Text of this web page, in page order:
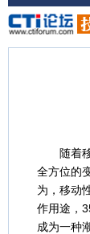
随着移
全方位的
为，移动
作用途，
成为一种